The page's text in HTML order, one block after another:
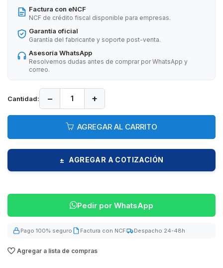
Factura con eNCF
NCF de crédito fiscal disponible para empresas.
Garantía oficial
Garantía del fabricante y soporte post-venta.
Asesoría WhatsApp
Resolvemos dudas antes de comprar por WhatsApp y
correo.
Cantidad: − +
AGREGAR AL CARRITO
± AGREGAR A COTIZACIÓN
Pedir por WhatsApp
Pago 100% seguro Factura con NCF Despacho 24-48h
Agregar a lista de compras